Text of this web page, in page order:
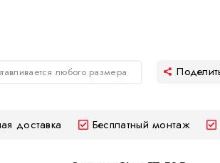
любого размера
доставка Бесплатный монтаж